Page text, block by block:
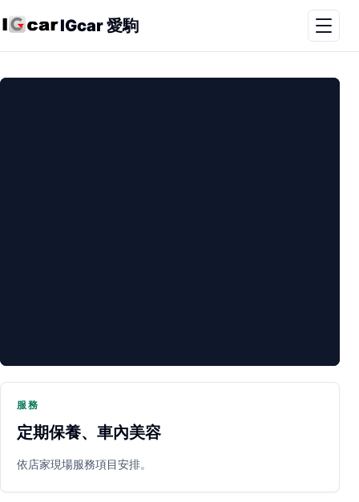
IGcar 愛駒
PARTNER SHOP
服務
定期保養、車內美容
依店家現場服務項目安排。